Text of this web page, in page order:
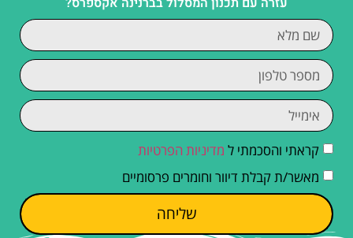
קראתי והסכמתי ל מדיניות הפרטיות
מאשר/ת קבלת דיוור וחומרים פרסומיים
שליחה